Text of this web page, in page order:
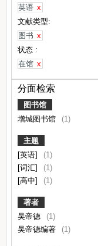
英语 x
文献类型:
图书 x
状态 :
在馆 x
分面检索
图书馆
增城图书馆
(1)
主题
[英语]
(1)
[词汇]
(1)
[高中]
(1)
著者
吴帝德
(1)
吴帝德编著
(1)